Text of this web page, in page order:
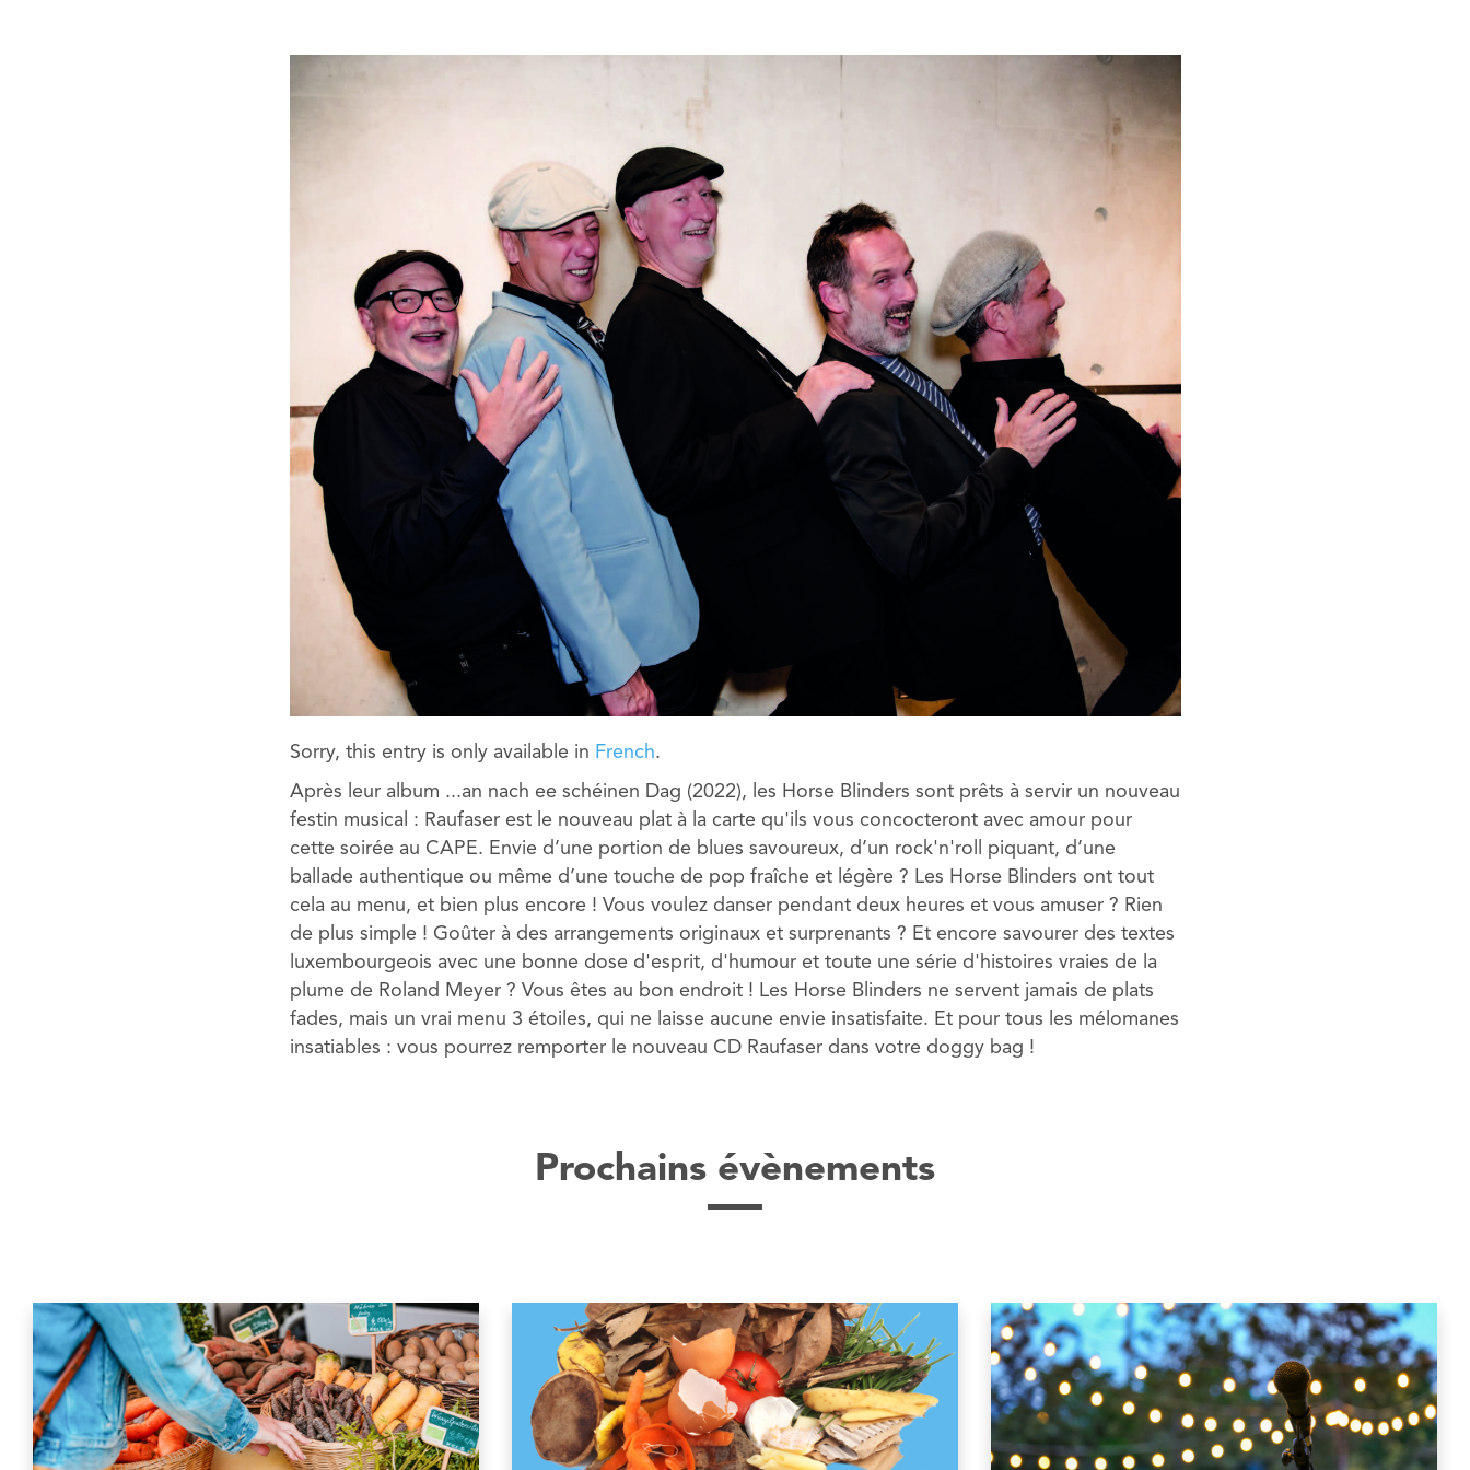
Sorry, this entry is only available in French.
Après leur album ...an nach ee schéinen Dag (2022), les Horse Blinders sont prêts à servir un nouveau
festin musical : Raufaser est le nouveau plat à la carte qu'ils vous concocteront avec amour pour
cette soirée au CAPE. Envie d’une portion de blues savoureux, d’un rock'n'roll piquant, d’une
ballade authentique ou même d’une touche de pop fraîche et légère ? Les Horse Blinders ont tout
cela au menu, et bien plus encore ! Vous voulez danser pendant deux heures et vous amuser ? Rien
de plus simple ! Goûter à des arrangements originaux et surprenants ? Et encore savourer des textes
luxembourgeois avec une bonne dose d'esprit, d'humour et toute une série d'histoires vraies de la
plume de Roland Meyer ? Vous êtes au bon endroit ! Les Horse Blinders ne servent jamais de plats
fades, mais un vrai menu 3 étoiles, qui ne laisse aucune envie insatisfaite. Et pour tous les mélomanes
insatiables : vous pourrez remporter le nouveau CD Raufaser dans votre doggy bag !
Prochains évènements